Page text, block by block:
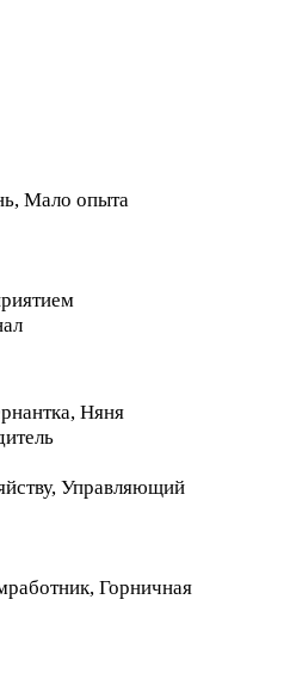
Мало опыта
Няня
Управляющий
Горничная